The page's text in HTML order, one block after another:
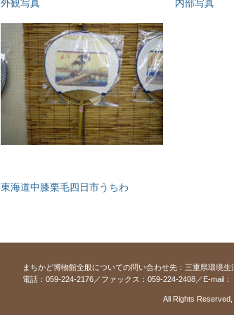
外観写真 内部写真
東海道中膝栗毛四日市うちわ
まちかど博物館全般についての問い合わせ先：三重県環
電話：059-224-2176／ファックス：059-224-2408／E-mail：
All Rights